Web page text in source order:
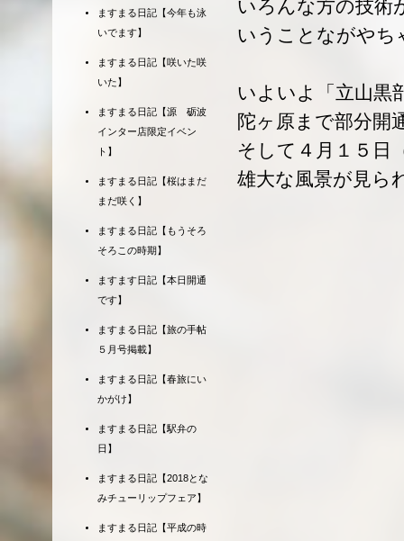
いろんな方の技術
いうことながやち
いよいよ「立山黒
陀ヶ原まで部分開
そして４月１５日
雄大な風景が見ら
ますまる日記【今年も泳
いでます】
ますまる日記【咲いた咲
いた】
ますまる日記【源 砺波
インター店限定イベン
ト】
ますまる日記【桜はまだ
まだ咲く】
ますまる日記【もうそろ
そろこの時期】
ますます日記【本日開通
です】
ますまる日記【旅の手帖
５月号掲載】
ますまる日記【春旅にい
かがけ】
ますまる日記【駅弁の
日】
ますまる日記【2018とな
みチューリップフェア】
ますまる日記【平成の時